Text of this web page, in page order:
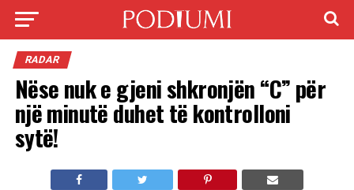
RADAR
Nëse nuk e gjeni shkronjën “C” për
një minutë duhet të kontrolloni
sytë!